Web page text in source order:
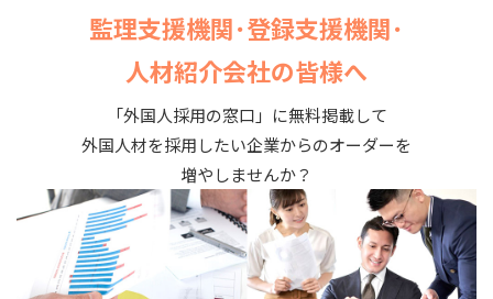
監理支援機関･登録支援機関･
人材紹介会社の皆様へ
「外国人採用の窓口」に無料掲載して
外国人材を採用したい企業からのオーダーを
増やしませんか？